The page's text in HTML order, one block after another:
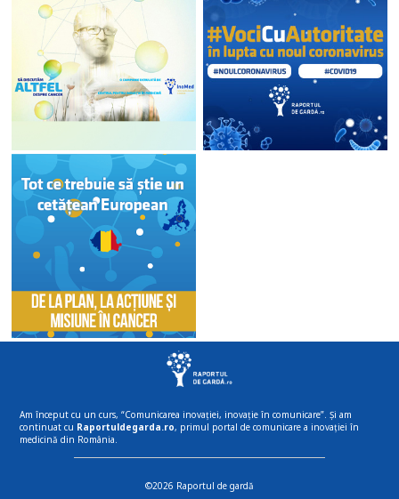
Am început cu un curs, “Comunicarea inovației, inovație în comunicare”. Și am
continuat cu Raportuldegarda.ro, primul portal de comunicare a inovației în
medicină din România.
©2026 Raportul de gardă